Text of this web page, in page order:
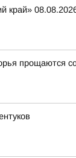
край»
прощаются